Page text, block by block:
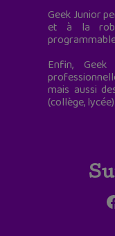
Geek Junior
et à la
Enfin,
mais aussi
(collège, lycée).